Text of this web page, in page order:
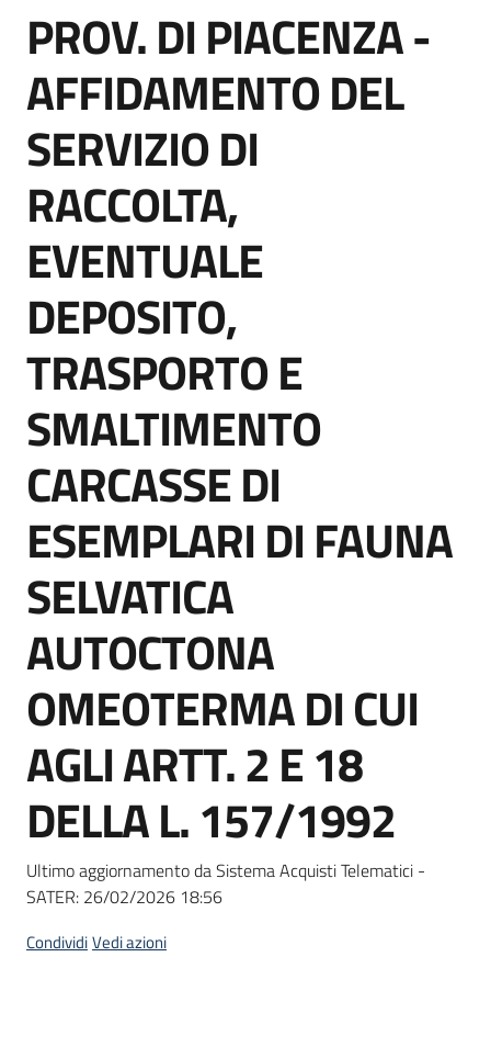
di
acquisto
Supporto
Piattaforme
telematiche
English
site
Seguici
su
Salta al contenuto
PROV. DI PIACENZA -
AFFIDAMENTO DEL
SERVIZIO DI
RACCOLTA,
EVENTUALE
DEPOSITO,
TRASPORTO E
SMALTIMENTO
CARCASSE DI
ESEMPLARI DI FAUNA
SELVATICA
AUTOCTONA
OMEOTERMA DI CUI
AGLI ARTT. 2 E 18
DELLA L. 157/1992
Ultimo aggiornamento da Sistema Acquisti Telematici -
SATER: 26/02/2026 18:56
CondividiVedi azioni